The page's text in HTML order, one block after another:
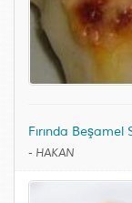
Fırında Beşamel
- HAKAN